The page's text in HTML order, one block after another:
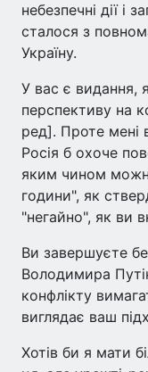
небезпечні дії і
сталося з
Україну.
У вас є видання,
перспективу на
ред]. Проте мені
Росія б охоче
яким чином
години", як
"негайно", як ви
Ви завершуєте
Володимира
конфлікту
виглядає ваш
Хотів би я мати